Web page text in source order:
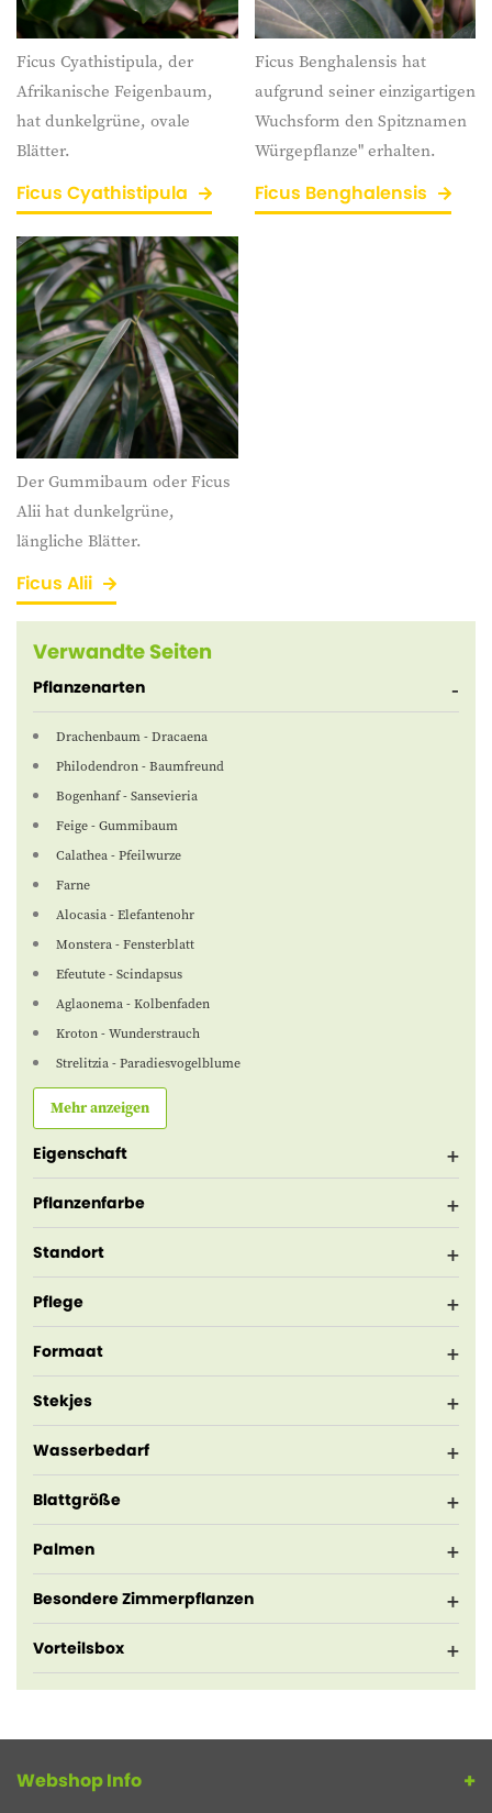
Ficus Cyathistipula, der
Afrikanische Feigenbaum,
hat dunkelgrüne, ovale
Blätter.
Ficus Cyathistipula
Ficus Benghalensis hat
aufgrund seiner einzigartigen
Wuchsform den Spitznamen
Würgepflanze" erhalten.
Ficus Benghalensis
Der Gummibaum oder Ficus
Alii hat dunkelgrüne,
längliche Blätter.
Ficus Alii
Verwandte Seiten
Pflanzenarten
Drachenbaum - Dracaena
Philodendron - Baumfreund
Bogenhanf - Sansevieria
Feige - Gummibaum
Calathea - Pfeilwurze
Farne
Alocasia - Elefantenohr
Monstera - Fensterblatt
Efeutute - Scindapsus
Aglaonema - Kolbenfaden
Kroton - Wunderstrauch
Strelitzia - Paradiesvogelblume
Mehr anzeigen
Eigenschaft
Pflanzenfarbe
Standort
Pflege
Formaat
Stekjes
Wasserbedarf
Blattgröße
Palmen
Besondere Zimmerpflanzen
Vorteilsbox
Webshop Info